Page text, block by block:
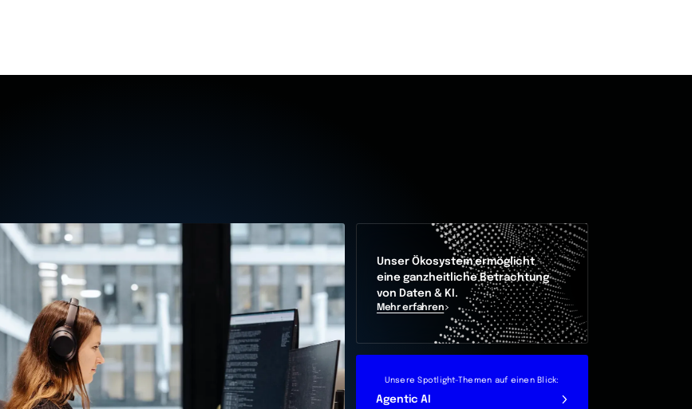
Unser Ökosystem ermöglicht
eine ganzheitliche Betrachtung
von Daten & KI.
Mehr erfahren
Unsere Spotlight-Themen auf einen Blick:
Agentic AI